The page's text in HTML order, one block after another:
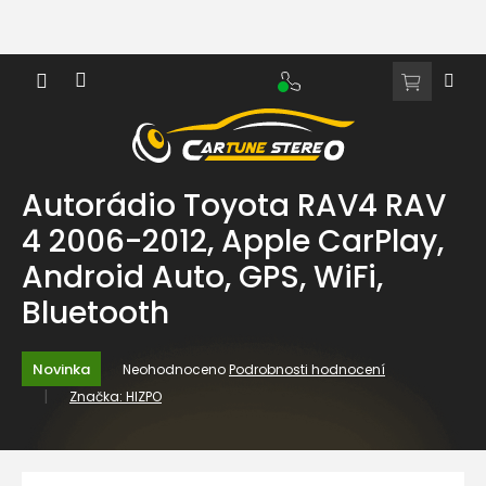
obsah
NÁKUPNÍ
Autorádio Toyota RAV4 RAV
4 2006-2012, Apple CarPlay,
Android Auto, GPS, WiFi,
Bluetooth
Novinka
Průměrné
hodnocení
produktu
0,0
NeohodnocenoPodrobnosti hodnocení
Značka: HIZPO